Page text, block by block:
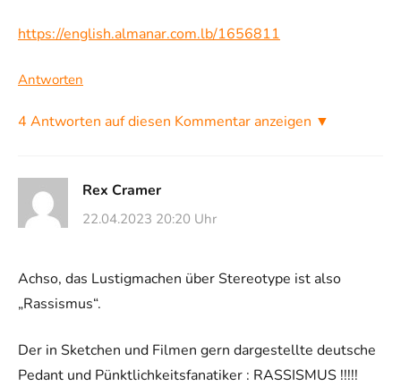
https://english.almanar.com.lb/1656811
Antworten
4 Antworten auf diesen Kommentar anzeigen ▼
Rex Cramer
22.04.2023 20:20 Uhr
Achso, das Lustigmachen über Stereotype ist also
„Rassismus“.
Der in Sketchen und Filmen gern dargestellte deutsche
Pedant und Pünktlichkeitsfanatiker : RASSISMUS !!!!!